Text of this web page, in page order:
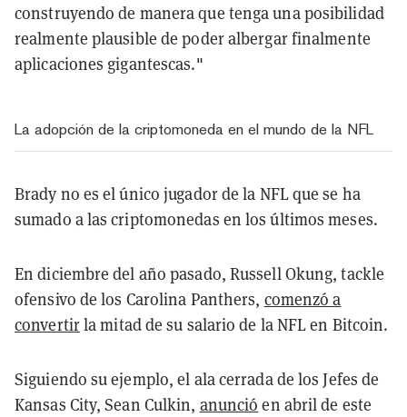
construyendo de manera que tenga una posibilidad
realmente plausible de poder albergar finalmente
aplicaciones gigantescas."
La adopción de la criptomoneda en el mundo de la NFL
Brady no es el único jugador de la NFL que se ha
sumado a las criptomonedas en los últimos meses.
En diciembre del año pasado, Russell Okung, tackle
ofensivo de los Carolina Panthers, comenzó a
convertirla mitad de su salario de la NFL en Bitcoin.
Siguiendo su ejemplo, el ala cerrada de los Jefes de
Kansas City, Sean Culkin, anunció en abril de este